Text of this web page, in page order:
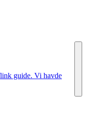
guide. Vi havde